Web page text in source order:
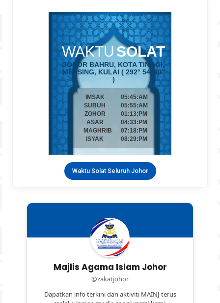
Waktu Solat Seluruh Johor
Majlis Agama Islam Johor
@zakatjohor
Dapatkan info terkini dan aktiviti MAINJ terus